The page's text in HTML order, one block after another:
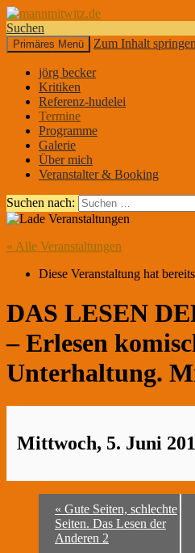
mannmitwitz.de
Suchen
Primäres Menü Zum Inhalt springen
jörg becker
Kritiken
Referenz-hudelei
Termine
Programme
Galerie
Über mich
Veranstalter & Booking
Suchen nach:
« Alle Veranstaltungen
Diese Veranstaltung hat
DAS LESEN
– Erlesen
Unterhaltung.
Mittwoch, 5. Juni
« Gute Seiten, schlechte
Seiten. Das Lesen der
Anderen 2